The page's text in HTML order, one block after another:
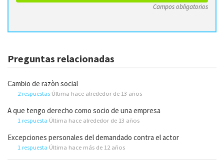
Campos obligatorios
Preguntas relacionadas
Cambio de razòn social
2 respuestas Última hace alrededor de 13 años
A que tengo derecho como socio de una empresa
1 respuesta Última hace alrededor de 13 años
Excepciones personales del demandado contra el actor
1 respuesta Última hace más de 12 años